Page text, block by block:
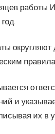
работы
и
их в